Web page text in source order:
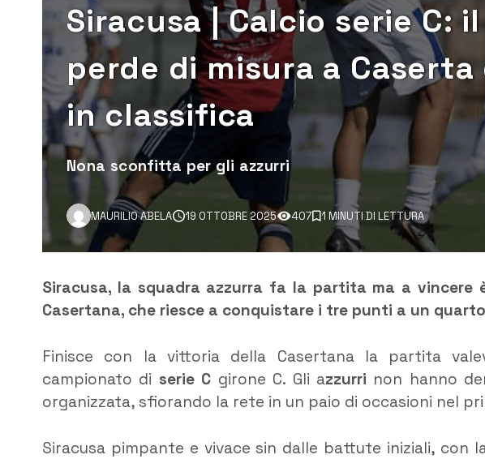
Siracusa | Calcio serie C:
perde di misura a
in classifica
Nona sconfitta per gli azzurri
MAURILIO ABELA 19 OTTOBRE 2025 407 1 MINUTI DI LETTURA
Siracusa, la squadra azzurra fa la partita ma a vincere
Casertana, che riesce a conquistare i tre punti a un
Finisce con la vittoria della Casertana la partita
campionato di serie C girone C. Gli azzurri non hanno
organizzata, sfiorando la rete in un paio di occasioni nel
Siracusa pimpante e vivace sin dalle battute iniziali, con